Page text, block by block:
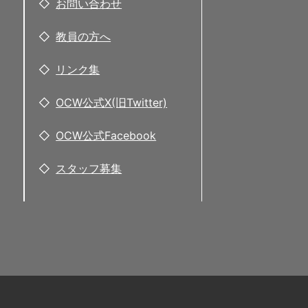
お問い合わせ
教員の方へ
リンク集
OCW公式X(旧Twitter)
OCW公式Facebook
スタッフ募集